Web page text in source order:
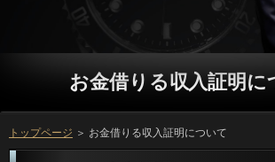
お金借りる収入証明に
トップページ ＞ お金借りる収入証明について